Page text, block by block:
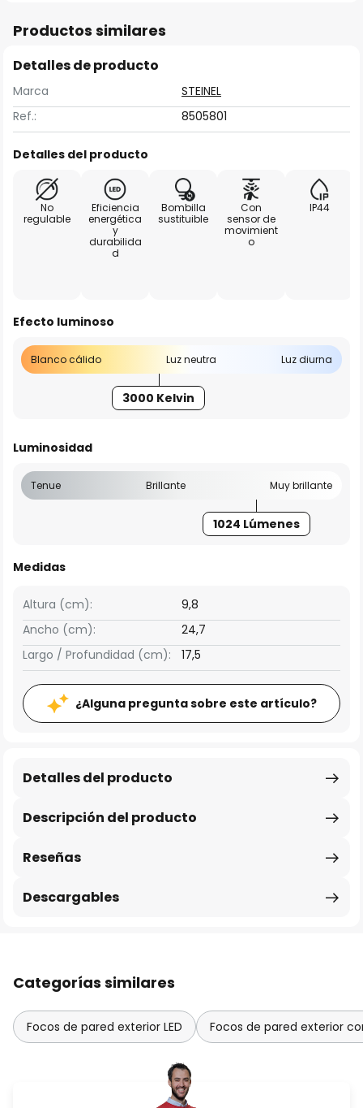
Productos similares
Detalles de producto
Marca
STEINEL
Ref.:
8505801
Detalles del producto
No
regulable
Eficiencia
energética
y
durabilida
d
Bombilla
sustituible
Con
sensor de
movimient
o
IP44
Efecto luminoso
Blanco cálido Luz neutra Luz diurna
3000 Kelvin
Luminosidad
Tenue Brillante Muy brillante
1024 Lúmenes
Medidas
Ancho (cm): 24,7
Altura (cm): 9,8
Largo / Profundidad (cm): 17,5
¿Alguna pregunta sobre este artículo?
Descripción del producto
Detalles del producto
Reseñas
Descargables
Categorías similares
Focos de pared exterior LED Focos de pared exterior